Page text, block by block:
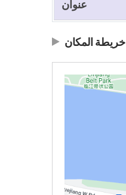
عنوان
خريطة المكان